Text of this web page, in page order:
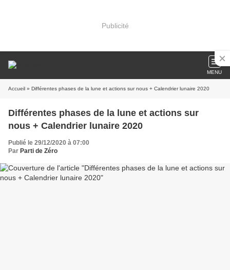
Publicité
MENU
Accueil » Différentes phases de la lune et actions sur nous + Calendrier lunaire 2020
Différentes phases de la lune et actions sur
nous + Calendrier lunaire 2020
Publié le 29/12/2020 à 07:00
Par Parti de Zéro